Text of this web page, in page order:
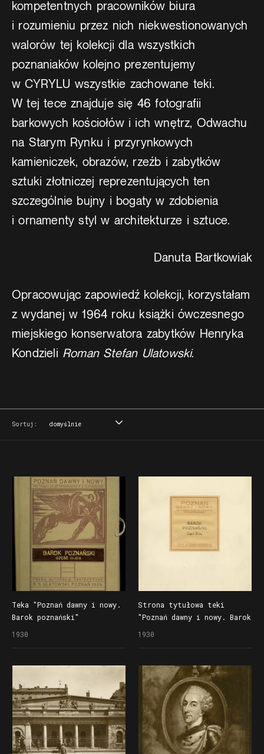
kompetentnych pracowników biura
i rozumieniu przez nich niekwestionowanych
walorów tej kolekcji dla wszystkich
poznaniaków kolejno prezentujemy
w CYRYLU wszystkie zachowane teki.
W tej tece znajduje się 46 fotografii
barkowych kościołów i ich wnętrz, Odwachu
na Starym Rynku i przyrynkowych
kamieniczek, obrazów, rzeźb i zabytków
sztuki złotniczej reprezentujących ten
szczególnie bujny i bogaty w zdobienia
i ornamenty styl w architekturze i sztuce.
Danuta Bartkowiak
Opracowując zapowiedź kolekcji, korzystałam
z wydanej w 1964 roku książki ówczesnego
miejskiego konserwatora zabytków Henryka
Kondzieli Roman Stefan Ulatowski.
Sortuj:
domyślnie
Teka "Poznań dawny i nowy.
Barok poznański"
1930
Strona tytułowa teki
"Poznań dawny i nowy. Barok
1930